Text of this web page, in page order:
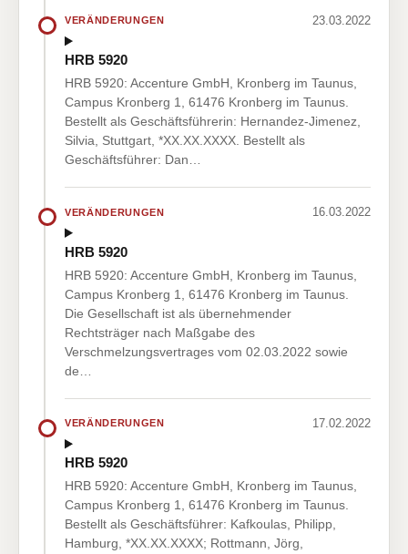
VERÄNDERUNGEN 23.03.2022
HRB 5920
HRB 5920: Accenture GmbH, Kronberg im Taunus,
Campus Kronberg 1, 61476 Kronberg im Taunus.
Bestellt als Geschäftsführerin: Hernandez-Jimenez,
Silvia, Stuttgart, *XX.XX.XXXX. Bestellt als
Geschäftsführer: Dan…
VERÄNDERUNGEN 16.03.2022
HRB 5920
HRB 5920: Accenture GmbH, Kronberg im Taunus,
Campus Kronberg 1, 61476 Kronberg im Taunus.
Die Gesellschaft ist als übernehmender
Rechtsträger nach Maßgabe des
Verschmelzungsvertrages vom 02.03.2022 sowie
de…
VERÄNDERUNGEN 17.02.2022
HRB 5920
HRB 5920: Accenture GmbH, Kronberg im Taunus,
Campus Kronberg 1, 61476 Kronberg im Taunus.
Bestellt als Geschäftsführer: Kafkoulas, Philipp,
Hamburg, *XX.XX.XXXX; Rottmann, Jörg,